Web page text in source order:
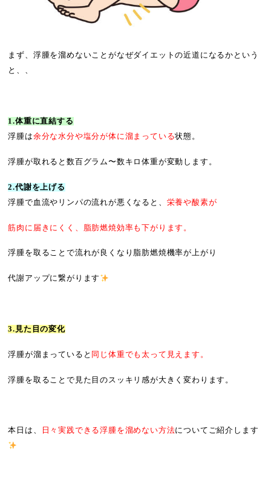
まず、浮腫を溜めないことがなぜダイエットの近道になるかという
と、、
1.体重に直結する
浮腫は余分な水分や塩分が体に溜まっている状態。
浮腫が取れると数百グラム〜数キロ体重が変動します。
2.代謝を上げる
浮腫で血流やリンパの流れが悪くなると、 栄養や酸素が
筋肉に届きにくく、脂肪燃焼効率も下がります。
浮腫を取ることで流れが良くなり脂肪燃焼機率が上がり
代謝アップに繋がります
3.見た目の変化
浮腫が溜まっていると 同じ体重でも太って見えます。
浮腫を取ることで見た目のスッキリ感が大きく変わります。
本日は、 日々実践できる浮腫を溜めない方法についてご紹介します